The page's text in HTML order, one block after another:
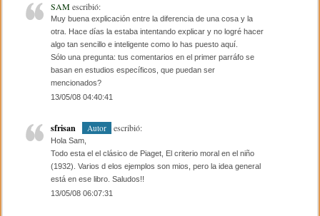
SAMescribió:
Muy buena explicación entre la diferencia de una cosa y la
otra. Hace días la estaba intentando explicar y no logré hacer
algo tan sencillo e inteligente como lo has puesto aquí.
Sólo una pregunta: tus comentarios en el primer parráfo se
basan en estudios específicos, que puedan ser
mencionados?
13/05/08 04:40:41
sfrisan Autor escribió:
Hola Sam,
Todo esta el el clásico de Piaget, El criterio moral en el niño
(1932). Varios d elos ejemplos son mios, pero la idea general
está en ese libro. Saludos!!
13/05/08 06:07:31